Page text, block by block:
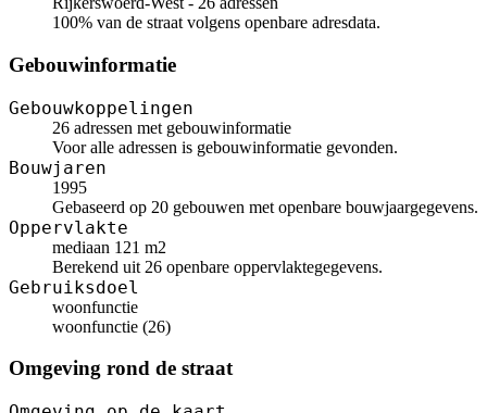
100% van de straat volgens openbare adresdata.
Gebouwinformatie
Gebouwkoppelingen
26 adressen met gebouwinformatie
Voor alle adressen is gebouwinformatie gevonden.
Bouwjaren
1995
Gebaseerd op 20 gebouwen met openbare bouwjaargegevens.
Oppervlakte
mediaan 121 m2
Berekend uit 26 openbare oppervlaktegegevens.
Gebruiksdoel
woonfunctie
woonfunctie (26)
Omgeving rond de straat